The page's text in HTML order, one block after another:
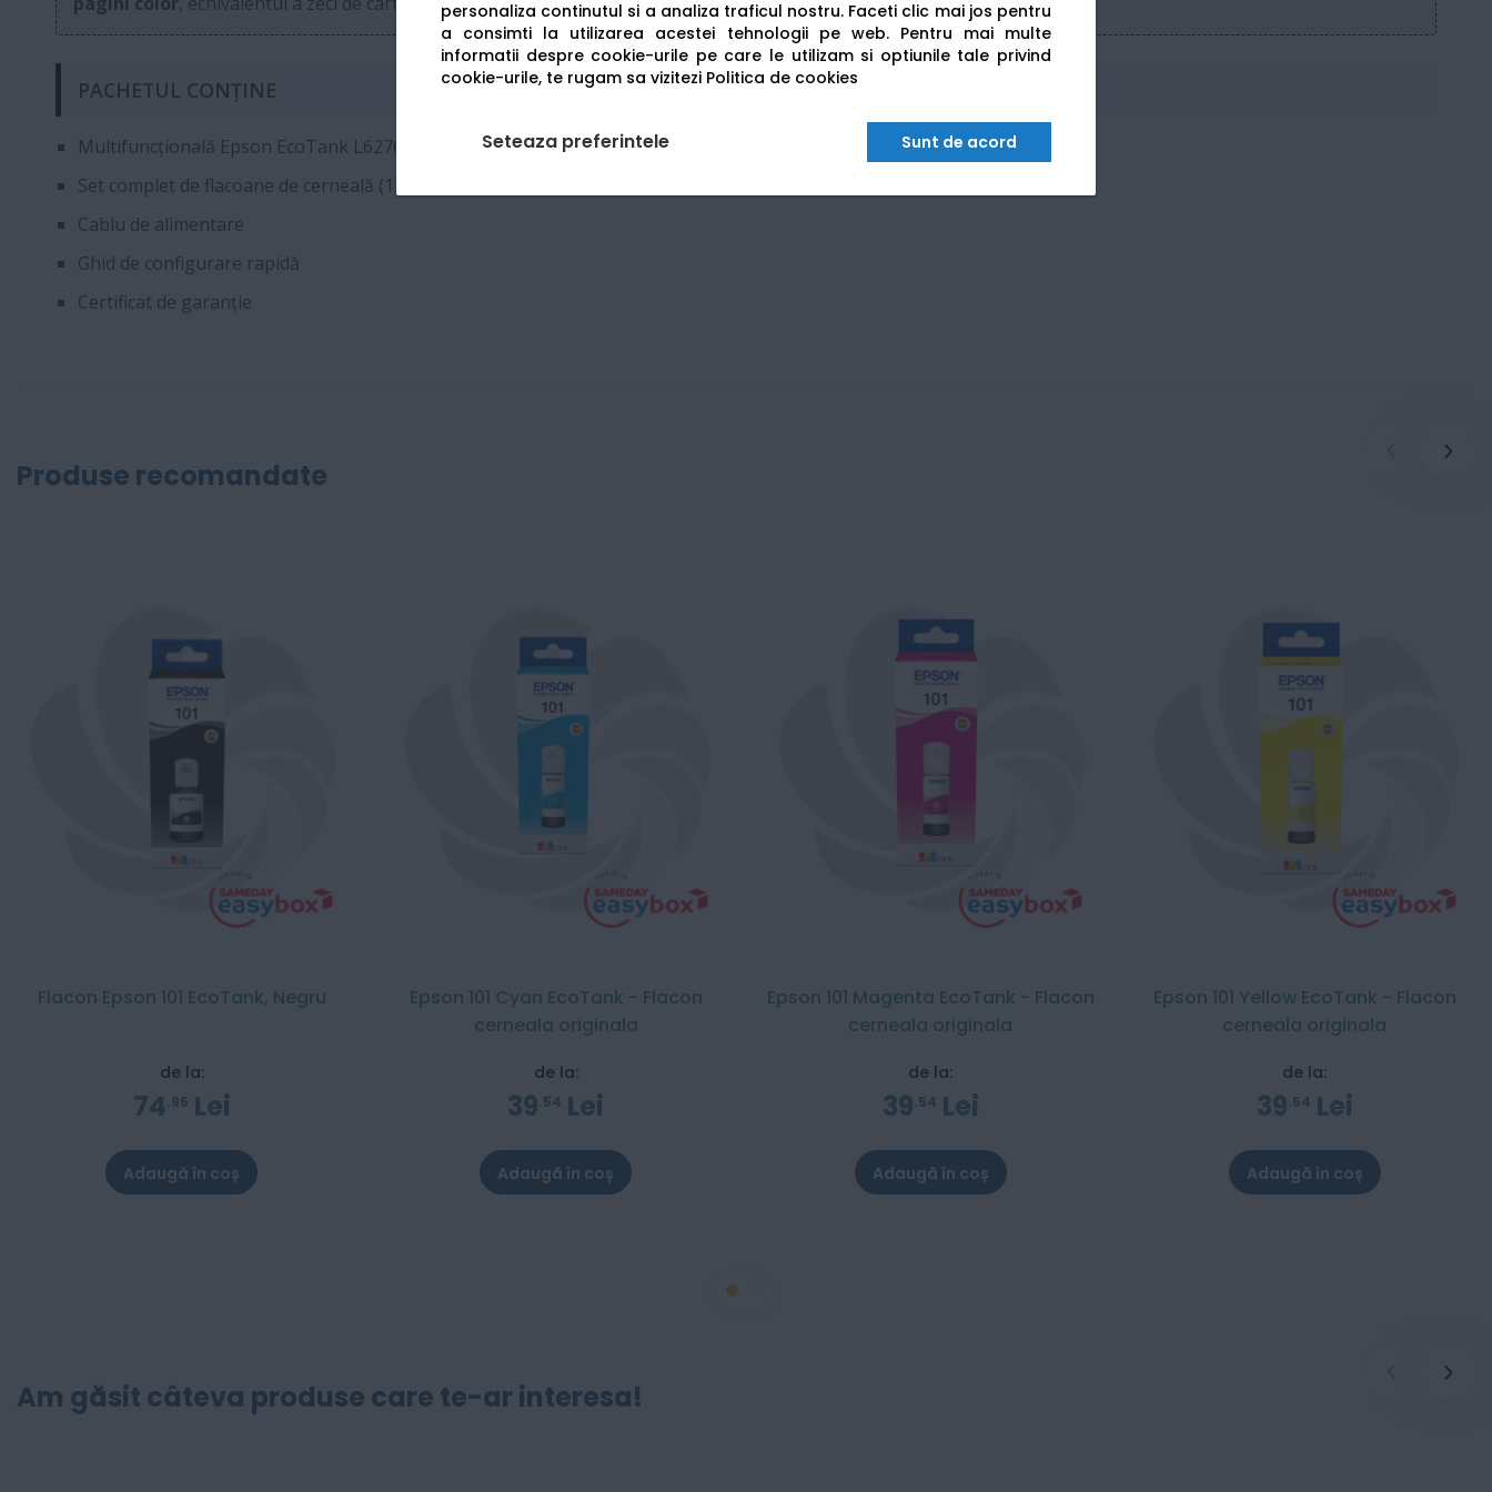
personaliza continutul si a analiza traficul nostru. Faceti clic mai jos pentru
a consimti la utilizarea acestei tehnologii pe web. Pentru mai multe
informatii despre cookie-urile pe care le utilizam si optiunile tale privind
cookie-urile, te rugam sa vizitezi Politica de cookies
Seteaza preferintele Sunt de acord
PACHETUL CONȚINE
Multifuncțională Epson EcoTank L6276
Set complet de flacoane de cerneală (1x 127ml BK, 1x 70ml C, 1x 70ml M, 1x 70ml Y)
Cablu de alimentare
Ghid de configurare rapidă
Certificat de garanție
Produse recomandate
Flacon Epson 101 EcoTank, Negru
de la:
74 95 Lei
Adaugă în coș
Epson 101 Cyan EcoTank - Flacon
cerneala originala
de la:
39 54 Lei
Adaugă în coș
Epson 101 Magenta EcoTank - Flacon
cerneala originala
de la:
39 54 Lei
Adaugă în coș
Epson 101 Yellow EcoTank - Flacon
cerneala originala
de la:
39 54 Lei
Adaugă în coș
Am găsit câteva produse care te-ar interesa!